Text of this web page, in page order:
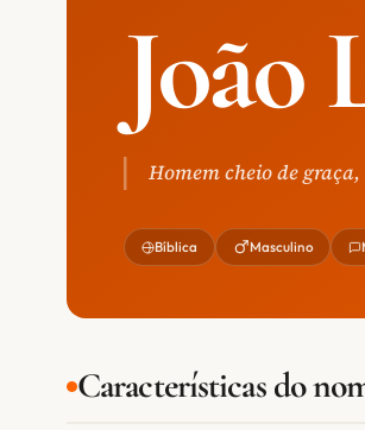
João
Homem cheio de
Bíblica Masculino
Características do